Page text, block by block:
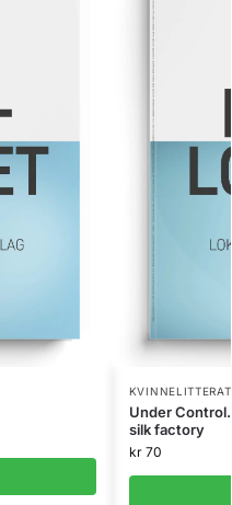
Under
silk factory
kr70